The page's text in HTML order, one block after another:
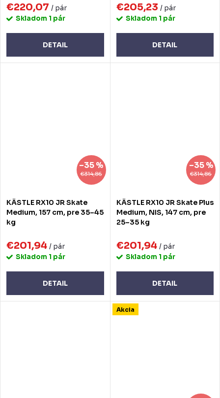
€220,07 / pár
Skladom 1 pár
DETAIL
€205,23 / pár
Skladom 1 pár
DETAIL
€314,86
–35 %
KÄSTLE RX10 JR Skate
Medium, 157 cm, pre 35–45
kg
€201,94 / pár
Skladom 1 pár
DETAIL
€314,86
–35 %
KÄSTLE RX10 JR Skate Plus
Medium, NIS, 147 cm, pre
25–35 kg
€201,94 / pár
Skladom 1 pár
DETAIL
Akcia